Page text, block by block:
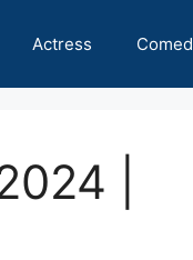
Actress
|